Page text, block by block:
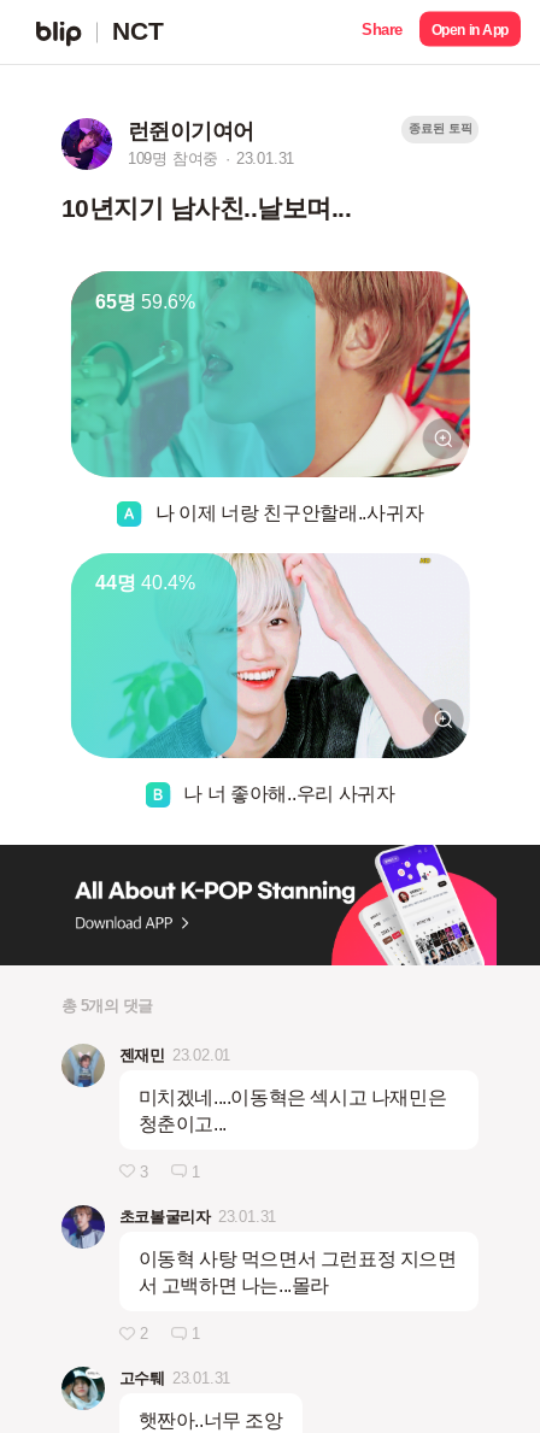
NCT Share Open in App
런쥔이기여어
109명 참여중 23.01.31
종료된 토픽
10년지기 남사친..날보며...
65명 59.6%
나 이제 너랑 친구안할래..사귀자
44명 40.4%
나 너 좋아해..우리 사귀자
총 5개의 댓글
젠재민 23.02.01
미치겠네....이동혁은 섹시고 나재민은
청춘이고...
3 1
초코볼굴리자 23.01.31
이동혁 사탕 먹으면서 그런표정 지으면
서 고백하면 나는...몰라
2 1
고수퉤 23.01.31
햇짠아..너무 조앙